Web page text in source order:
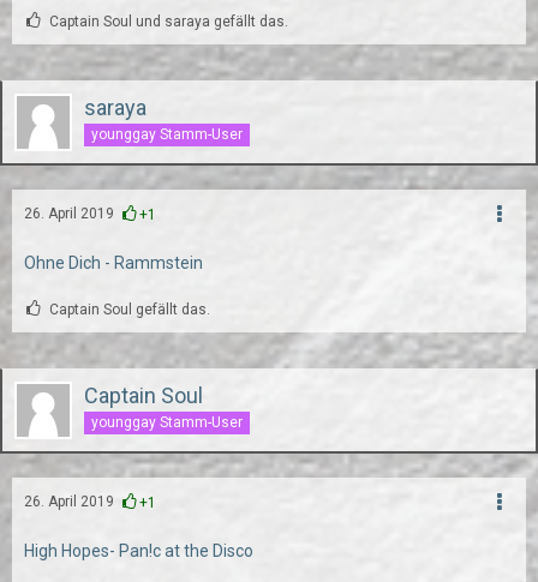
Captain Soul und saraya gefällt das.
saraya
younggay Stamm-User
26. April 2019 +1
Ohne Dich - Rammstein
Captain Soul gefällt das.
Captain Soul
younggay Stamm-User
26. April 2019 +1
High Hopes- Pan!c at the Disco